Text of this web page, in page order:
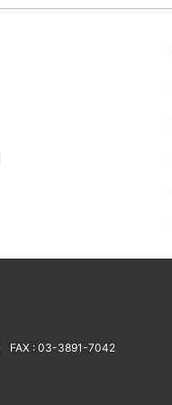
FAX : 03-3891-7042